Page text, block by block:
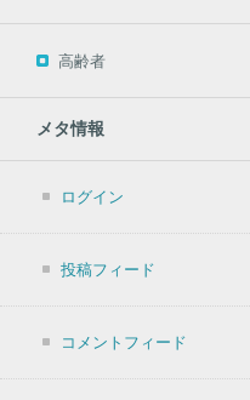
高齢者
メタ情報
ログイン
投稿フィード
コメントフィード